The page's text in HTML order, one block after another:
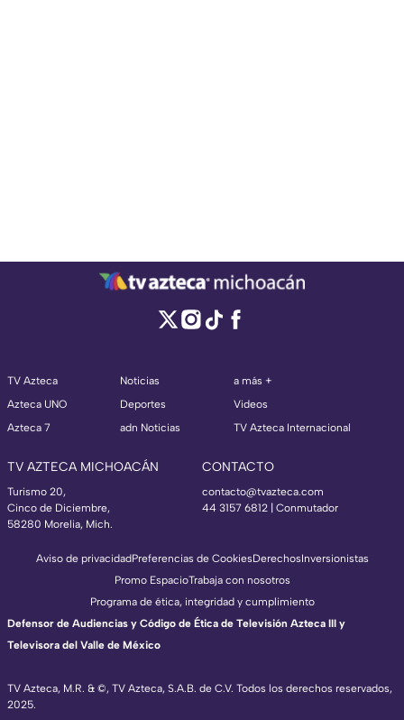
TV Azteca
Azteca UNO
Azteca 7
Noticias
Deportes
adn Noticias
a más +
Videos
TV Azteca Internacional
TV AZTECA MICHOACÁN
Turismo 20,
Cinco de Diciembre,
58280 Morelia, Mich.
CONTACTO
contacto@tvazteca.com
44 3157 6812 | Conmutador
TV Azteca, M.R. & ©, TV Azteca, S.A.B. de C.V. Todos los derechos reservados,
2025.
Aviso de privacidadPreferencias de CookiesDerechosInversionistas
Promo EspacioTrabaja con nosotros
Programa de ética, integridad y cumplimiento
Defensor de Audiencias y Código de Ética de Televisión Azteca III y
Televisora del Valle de México